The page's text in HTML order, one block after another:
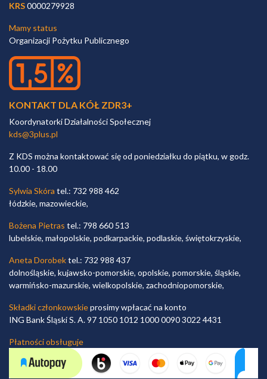
KRS0000279928
Mamy status
Organizacji Pożytku Publicznego
KONTAKT DLA KÓŁ ZDR3+
Koordynatorki Działalności Społecznej
kds@3plus.pl
Z KDS można kontaktować się od poniedziałku do piątku, w godz.
10.00 - 18.00
Sylwia Skóra tel.: 732 988 462
łódzkie, mazowieckie,
Bożena Pietras tel.: 798 660 513
lubelskie, małopolskie, podkarpackie, podlaskie, świętokrzyskie,
Aneta Dorobektel.: 732 988 437
dolnośląskie, kujawsko-pomorskie, opolskie, pomorskie, śląskie,
warmińsko-mazurskie, wielkopolskie, zachodniopomorskie,
Składki członkowskieprosimy wpłacać na konto
ING Bank Śląski S. A. 97 1050 1012 1000 0090 3022 4431
Płatności obsługuje